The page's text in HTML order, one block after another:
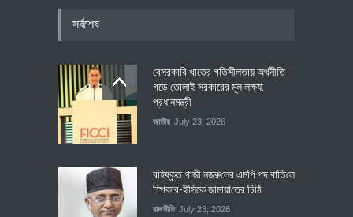
সর্বশেষ
বেসরকারি খাতের গতিশীলতায় অর্থনীতি
গড়ে তোলাই সরকারের মূল লক্ষ্য:
প্রধানমন্ত্রী
জাতীয় July 23, 2026
বহিষ্কৃত গাজী নজরু‌লের এম‌পি পদ বা‌তি‌লে
স্পিকার-ইসিকে জামায়া‌তের চি‌ঠি
রাজনীতি July 23, 2026